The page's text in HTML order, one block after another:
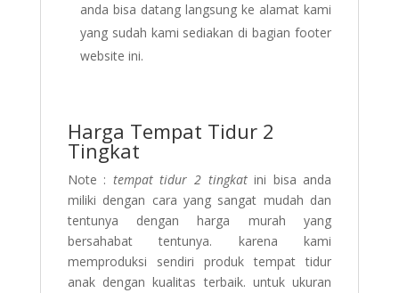
anda bisa datang langsung ke alamat kami
yang sudah kami sediakan di bagian footer
website ini.
Harga Tempat Tidur 2
Tingkat
Note : tempat tidur 2 tingkatini bisa anda
miliki dengan cara yang sangat mudah dan
tentunya dengan harga murah yang
bersahabat tentunya. karena kami
memproduksi sendiri produk tempat tidur
anak dengan kualitas terbaik. untuk ukuran